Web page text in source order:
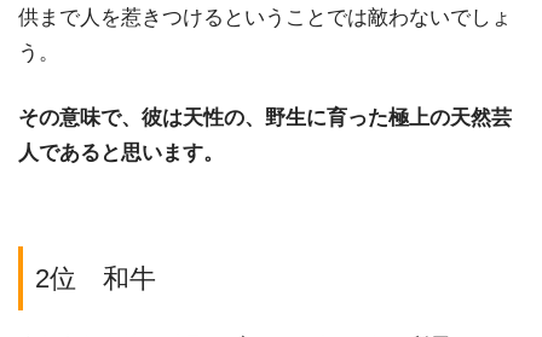
供まで人を惹きつけるということでは敵わないでしょ
う。
その意味で、彼は天性の、野生に育った極上の天然芸
人であると思います。
2位 和牛